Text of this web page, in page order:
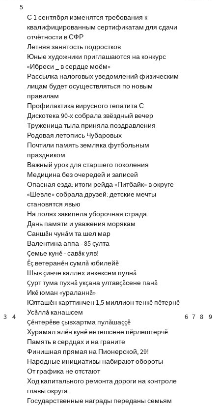
3 4
5
С 1 сентября изменятся требования к
квалифицированным сертификатам для сдачи
отчётности в СФР
Летняя занятость подростков
Юные художники приглашаются на конкурс
«Ибреси _ в сердце моём»
Рассылка налоговых уведомлений физическим
лицам будет осуществляться по новым
правилам
Профилактика вирусного гепатита С
Дискотека 90-х собрала звёздный вечер
Труженица тыла приняла поздравления
Родовая летопись Чубаровых
Почтили память земляка футбольным
праздником
Важный урок для старшего поколения
Медицина без очередей и записей
Опасная езда: итоги рейда «Питбайк» в округе
«Шевле» собрала друзей: детские мечты
становятся явью
На полях закипела уборочная страда
Дань памяти и уважения морякам
Саншăн чунăм та шел мар
Валентина аппа - 85 çулта
Çемье кунĕ - савăк уяв!
Ĕç ветеранĕн сумлă юбилейĕ
Шыв çинче каллех инкексем пулнă
Çурт тума пухнă укçана ултавçăсене панă
Икĕ юман «ураланнă»
Юлташĕн карттинчен 1,5 миллион тенкĕ пĕтернĕ
Усăллă канашсем
Çĕнтерĕве çывхартма пулăшаççĕ
Хурамал ялĕн кунĕ ентешсене пĕрлештерчĕ
Память в сердцах и на граните
Финишная прямая на Пионерской, 29!
Народные инициативы набирают обороты
От графика не отстают
Ход капитального ремонта дороги на контроле
главы округа
Государственные награды переданы семьям
6 7 8 9